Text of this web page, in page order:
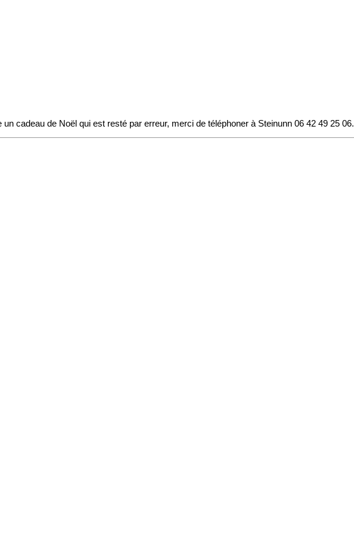
cadeau de Noël qui est resté par erreur, merci de téléphoner à Steinunn 06 42 49 25 06.